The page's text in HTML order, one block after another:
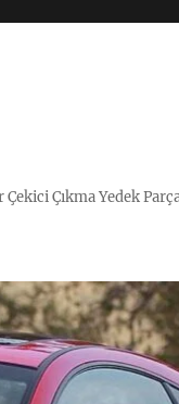
Çıkma Yedek